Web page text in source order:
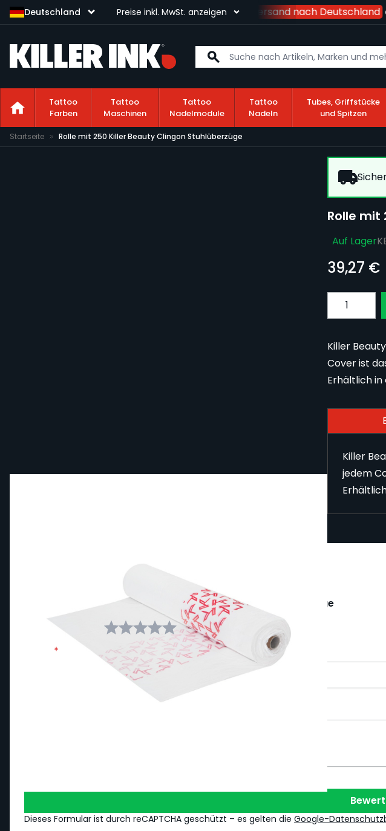
Deutschland Preise inkl. MwSt. anzeigen
Sichere dir kostenlosen Versand nach Deutschland
Tattoo
Farben
Tattoo
Maschinen
Tattoo
Nadelmodule
Tattoo
Nadeln
Tubes, Griffstücke
und Spitzen
Zum Inhalt springen
Startseite Rolle mit 250 Killer Beauty Clingon Stuhlüberzüge
Rolle mit
Auf Lager
39,27 €
Menge
Killer
Cover ist
Erhältlich in
Killer
jedem
Schreiben Sie eine Bewertung
Rolle mit 250 Killer Beauty Clingon Stuhlüberzüge
Ihre Bewertung:
Dieses Formular ist durch reCAPTCHA geschützt – es gelten die Google-